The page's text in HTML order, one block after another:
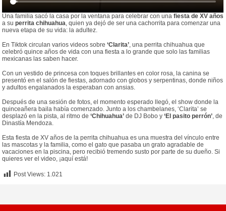
Una familia sacó la casa por la ventana para celebrar con unafiesta de XV años
a superrita chihuahua, quien ya dejó de ser una cachorrita para comenzar una
nueva etapa de su vida: la adultez.
En Tiktok circulan varios videos sobre‘Clarita’, una perrita chihuahua que
celebró quince años de vida con una fiesta a lo grande que solo las familias
mexicanas las saben hacer.
Con un vestido de princesa con toques brillantes en color rosa, la canina se
presentó en el salón de fiestas, adornado con globos y serpentinas, donde niños
y adultos engalanados la esperaban con ansias.
Después de una sesión de fotos, el momento esperado llegó, el show donde la
quinceañera baila había comenzado. Junto a los chambelanes, ‘Clarita’ se
desplazó en la pista, al ritmo de‘Chihuahua’ de DJ Bobo y‘El pasito perrón’, de
Dinastía Mendoza.
Esta fiesta de XV años de la perrita chihuahua es una muestra del vínculo entre
las mascotas y la familia, como el gato que pasaba un grato agradable de
vacaciones en la piscina, pero recibió tremendo susto por parte de su dueño. Si
quieres ver el video, ¡aquí está!
Post Views: 1.021